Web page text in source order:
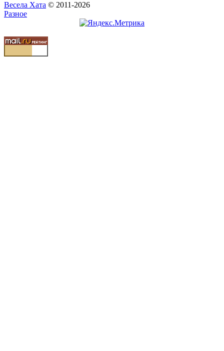
Весела Хата © 2011-2026
Разное